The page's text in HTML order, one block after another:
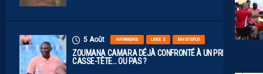
5 Août INFIRMERIE LIGUE 2 MHSC-DFCO
ZOUMANA CAMARA DÉJÀ CONFRONTÉ À UN PREMIER
CASSE-TÊTE… OU PAS ?